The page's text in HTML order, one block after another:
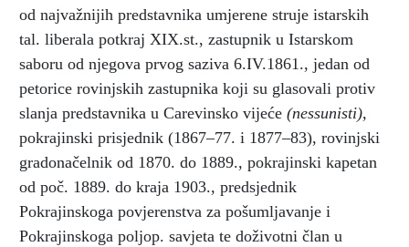
od najvažnijih predstavnika umjerene struje istarskih
tal. liberala potkraj XIX.st., zastupnik u Istarskom
saboru od njegova prvog saziva 6.IV.1861., jedan od
petorice rovinjskih zastupnika koji su glasovali protiv
slanja predstavnika u Carevinsko vijeće (nessunisti),
pokrajinski prisjednik (1867–77. i 1877–83), rovinjski
gradonačelnik od 1870. do 1889., pokrajinski kapetan
od poč. 1889. do kraja 1903., predsjednik
Pokrajinskoga povjerenstva za pošumljavanje i
Pokrajinskoga poljop. savjeta te doživotni član u